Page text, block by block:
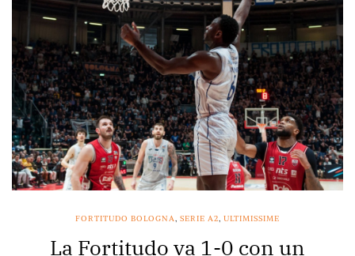
FORTITUDO BOLOGNA, SERIE A2, ULTIMISSIME
La Fortitudo va 1-0 con un